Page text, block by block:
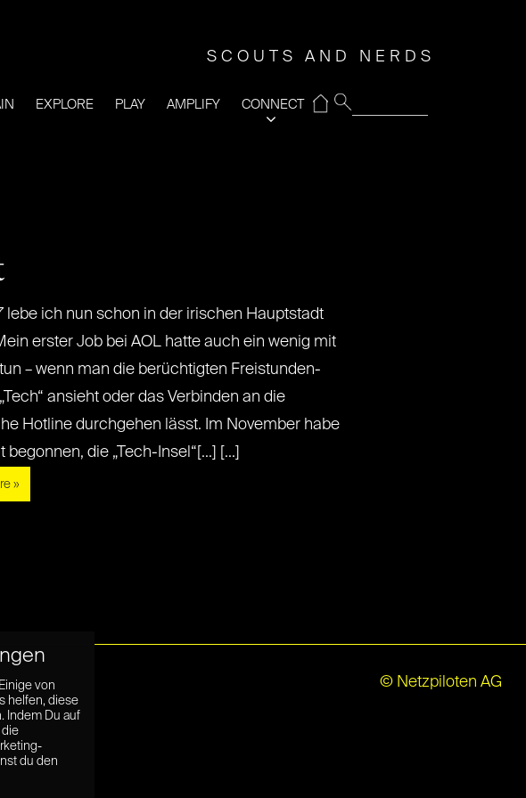
SCOUTS AND NERDS
EXPLORE PLAY AMPLIFY CONNECT
⌂
lebe ich nun schon in der irischen Hauptstadt
erster Job bei AOL hatte auch ein wenig mit
– wenn man die berüchtigten Freistunden-
ansieht oder das Verbinden an die
Hotline durchgehen lässt. Im November habe
begonnen, die „Tech-Insel“[...] [...]
»
© Netzpiloten AG
von
helfen, diese
Indem Du auf
die
du den